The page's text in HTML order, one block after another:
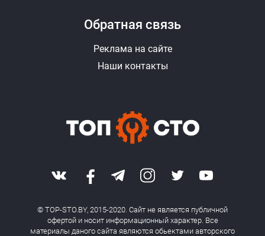
Обратная связь
Реклама на сайте
Наши контакты
© TOP-STO.BY, 2015-2020. Сайт не является публичной
офертой и носит информационный характер. Все
материалы даного сайта являются обьектами авторского